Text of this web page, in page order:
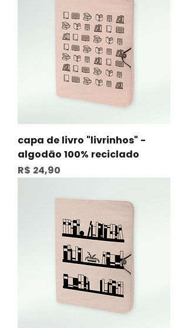
capa de livro "livrinhos" -
algodão 100% reciclado
Preço
R$ 24,90